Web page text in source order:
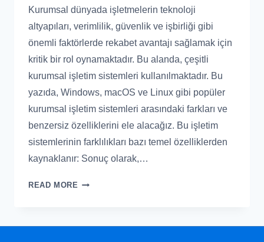
Kurumsal dünyada işletmelerin teknoloji
altyapıları, verimlilik, güvenlik ve işbirliği gibi
önemli faktörlerde rekabet avantajı sağlamak için
kritik bir rol oynamaktadır. Bu alanda, çeşitli
kurumsal işletim sistemleri kullanılmaktadır. Bu
yazıda, Windows, macOS ve Linux gibi popüler
kurumsal işletim sistemleri arasındaki farkları ve
benzersiz özelliklerini ele alacağız. Bu işletim
sistemlerinin farklılıkları bazı temel özelliklerden
kaynaklanır: Sonuç olarak,…
READ MORE